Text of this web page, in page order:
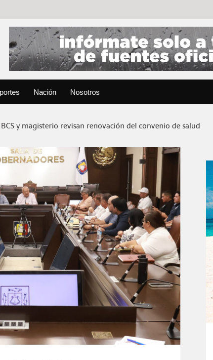
Nación Nosotros
y magisterio revisan renovación del convenio de salud